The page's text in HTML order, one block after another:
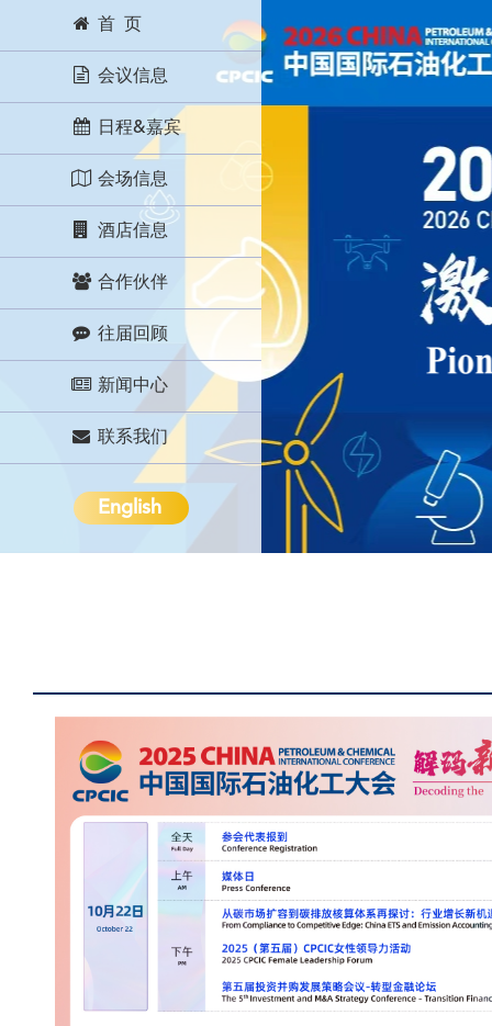
首 页
会议信息
日程&嘉宾
会场信息
酒店信息
合作伙伴
往届回顾
新闻中心
联系我们
English